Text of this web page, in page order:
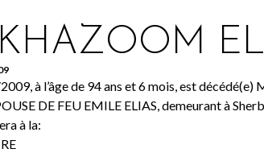
à l’âge de 94 ans et 6 mois, est décédé(e)
DE FEU EMILE ELIAS, demeurant à
à la: